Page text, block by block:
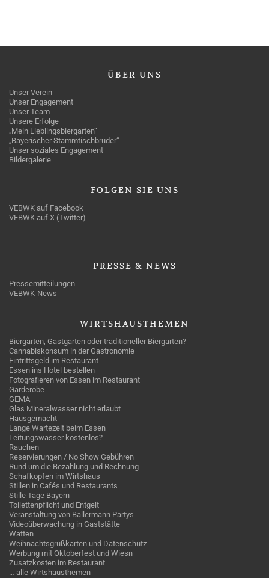
ÜBER UNS
Unser Verein
Unser Engagement
Unser Team
Unsere Erfolge
„Mein Lieblingsbiergarten“
„Bayerischer Stammtischbruder“
Unser soziales Engagement
Bildergalerie
FOLGEN SIE UNS
VEBWK auf Facebook
VEBWK auf X (Twitter)
PRESSE & NEWS
Pressemitteilungen
VEBWK-News
WIRTSHAUSTHEMEN
Biergarten, Gastgarten oder traditioneller Biergarten?
Cannabiskonsum in der Gastronomie
Eintrittsgeld im Restaurant
Essen ins Hotel bestellen
Fotografieren von Essen im Restaurant
Garderobe
GEMA
Glas Mineralwasser nicht erlaubt
Hausgemacht
Lange Wartezeit beim Essen
Leitungswasser kostenlos?
Rauchen
Reservierungen / No Show Gebühren
Rund um die Bezahlung und Rechnung
Schafkopfen im Wirtshaus
Stillen in Cafés und Restaurants
Stille Tage Bayern
Toilettenpflicht und Entgelt
Veranstaltung von Ballermann Partys
Videoüberwachung in Gaststätte
Watten
Weihnachtsgrußkarten und Datenschutz
Werbung mit Oktoberfest und Wiesn
Zusatzkosten im Restaurant
… alle Wirtshausthemen